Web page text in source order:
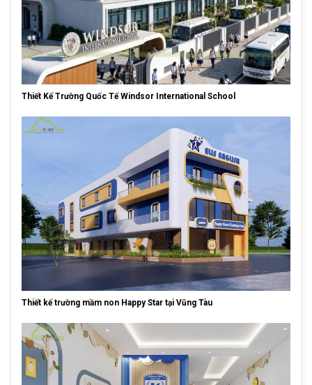
Thiết Kế Trường Quốc Tế Windsor International School
Thiết kế trường mầm non Happy Star tại Vũng Tàu